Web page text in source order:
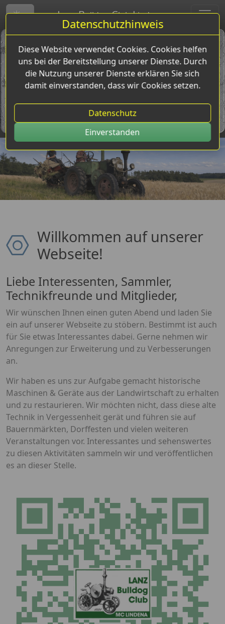
Toggle theme
Lanz-Bulldog-Club-Lindena
Willkommen auf unserer
Webseite!
Liebe Interessenten, Sammler,
Technikfreunde und Mitglieder,
Wir wünschen Ihnen einen guten Abend und laden Sie
ein auf unserer Webseite zu stöbern. Bestimmt ist auch
für Sie etwas Interessantes dabei. Gerne nehmen wir
Anregungen zur Erweiterung und zu Verbesserungen
an.
Wir haben es uns zur Aufgabe gemacht historische
Maschinen & Geräte aus der Landwirtschaft zu erhalten
und zu restaurieren. Wir möchten nicht, dass diese alte
Technik in Vergessenheit gerät und führen sie auf
Bauernmärkten, Dorffesten und vielen weiteren
Veranstaltungen vor. Interessantes und sehenswertes
zu diesen Aktivitäten sammeln wir und veröffentlichen
es an dieser Stelle.
Datenschutzhinweis
Diese Website verwendet Cookies. Cookies helfen
uns bei der Bereitstellung unserer Dienste. Durch
die Nutzung unserer Dienste erklären Sie sich
damit einverstanden, dass wir Cookies setzen.
Datenschutz
Einverstanden